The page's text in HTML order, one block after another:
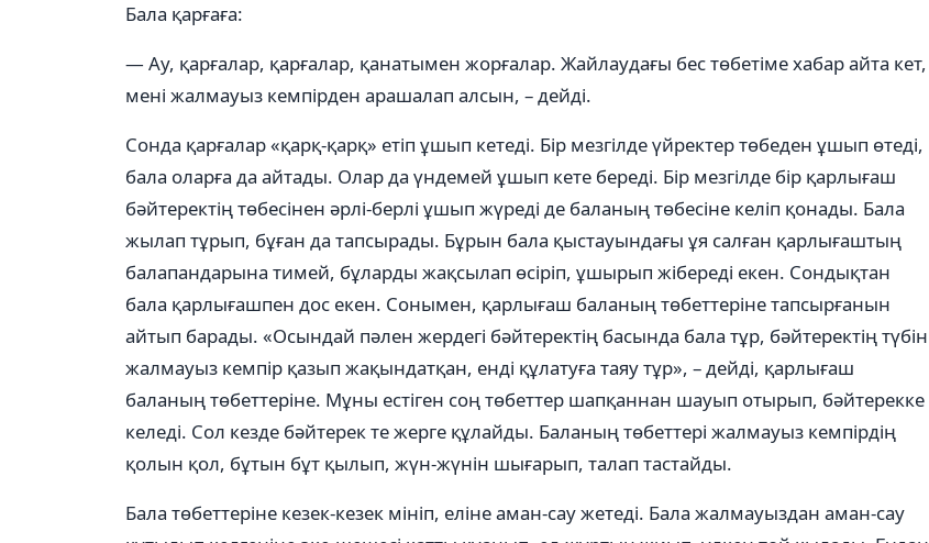
Бала қарғаға:
— Ау, қарғалар, қарғалар, қанатымен жорғалар. Жайлаудағы бес төбетіме хабар айта кет,
мені жалмауыз кемпірден арашалап алсын, – дейді.
Сонда қарғалар «қарқ-қарқ» етіп ұшып кетеді. Бір мезгілде үйректер төбеден ұшып өтеді,
бала оларға да айтады. Олар да үндемей ұшып кете береді. Бір мезгілде бір қарлығаш
бәйтеректің төбесінен әрлі-берлі ұшып жүреді де баланың төбесіне келіп қонады. Бала
жылап тұрып, бұған да тапсырады. Бұрын бала қыстауындағы ұя салған қарлығаштың
балапандарына тимей, бұларды жақсылап өсіріп, ұшырып жібереді екен. Сондықтан
бала қарлығашпен дос екен. Сонымен, қарлығаш баланың төбеттеріне тапсырғанын
айтып барады. «Осындай пәлен жердегі бәйтеректің басында бала тұр, бәйтеректің түбін
жалмауыз кемпір қазып жақындатқан, енді құлатуға таяу тұр», – дейді, қарлығаш
баланың төбеттеріне. Мұны естіген соң төбеттер шапқаннан шауып отырып, бәйтерекке
келеді. Сол кезде бәйтерек те жерге құлайды. Баланың төбеттері жалмауыз кемпірдің
қолын қол, бұтын бұт қылып, жүн-жүнін шығарып, талап тастайды.
Бала төбеттеріне кезек-кезек мініп, еліне аман-сау жетеді. Бала жалмауыздан аман-сау